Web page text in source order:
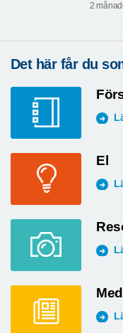
2
Det här får du
El